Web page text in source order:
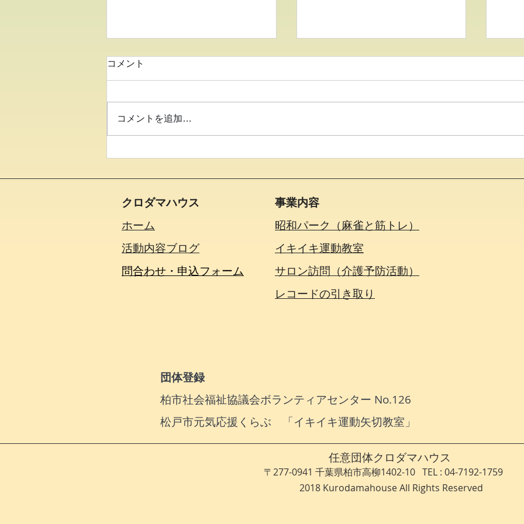
コメント
コメントを追加…
クロダマハウス
ホーム
活動内容​ブログ​
問合わせ・申込フォーム
事業内容
昭和パーク（麻雀と筋トレ）
イキイキ運動教室
サロン訪問（介護予防活動）
​レコードの引き取り
団体登録
柏市社会福祉協議会ボランティアセンター No.126
松戸市元気応援くらぶ 「イキイキ運動矢切教室」
​任意団体クロダマハウス
〒277-0941 千葉県柏市高柳1402-10 TEL :​ 04-7192-1759
2018 Kurodamahouse All Rights Reserved